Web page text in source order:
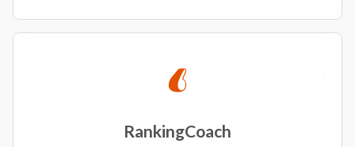
RankingCoach